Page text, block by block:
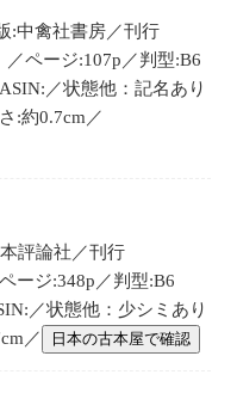
:中禽社書房／刊行
／ページ:107p／判型:B6
／状態他：記名あり
:約0.7cm／
評論社／刊行
ージ:348p／判型:B6
／状態他：少シミあり
／
日本の古本屋で確認